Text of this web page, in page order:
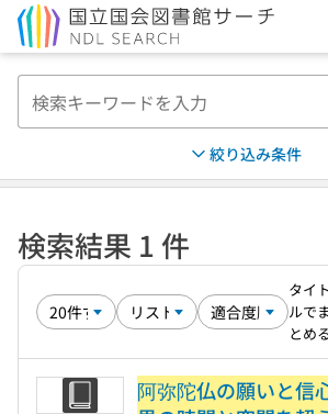
絞り込み条件
検索結果 1 件
タイト
ルでま
とめる
阿弥陀仏の願いと信